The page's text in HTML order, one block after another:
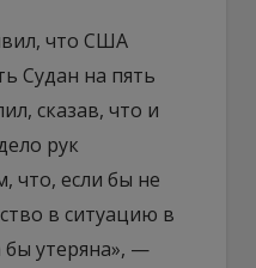
что США
Судан на пять
сказав, что и
рук
что, если бы не
в ситуацию в
бы утеряна», —